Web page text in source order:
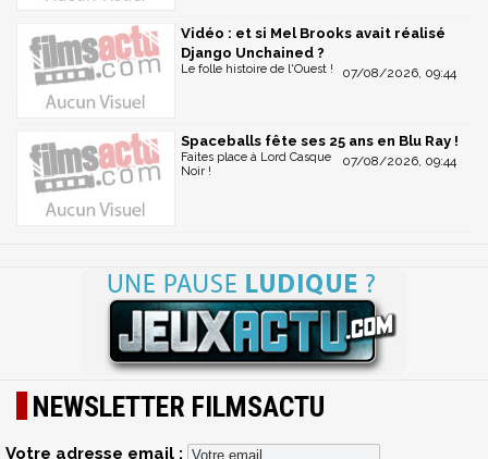
Vidéo : et si Mel Brooks avait réalisé
Django Unchained ?
07/08/2026, 09:44
Le folle histoire de l'Ouest !
Spaceballs fête ses 25 ans en Blu Ray !
07/08/2026, 09:44
Faites place à Lord Casque
Noir !
NEWSLETTER FILMSACTU
Votre adresse email :